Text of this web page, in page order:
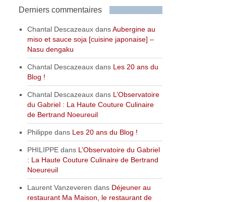
Derniers commentaires
Chantal Descazeaux dansAubergine au
miso et sauce soja [cuisine japonaise] –
Nasu dengaku
Chantal Descazeaux dans Les 20 ans du
Blog !
Chantal Descazeaux dans L’Observatoire
du Gabriel : La Haute Couture Culinaire
de Bertrand Noeureuil
Philippe dans Les 20 ans du Blog !
PHILIPPE dans L’Observatoire du Gabriel
: La Haute Couture Culinaire de Bertrand
Noeureuil
Laurent Vanzeveren dans Déjeuner au
restaurant Ma Maison, le restaurant de